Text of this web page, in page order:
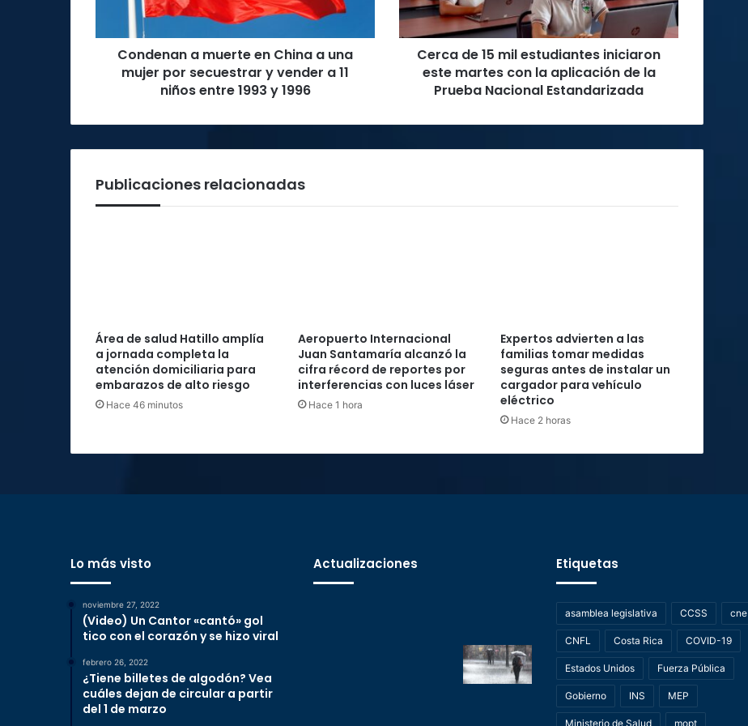
por
secuestrar
11
y
1996
Condenan a muerte en China a una
mujer por secuestrar y vender a 11
niños entre 1993 y 1996
martes
con
aplicación
Prueba
Cerca de 15 mil estudiantes iniciaron
este martes con la aplicación de la
Prueba Nacional Estandarizada
Publicaciones relacionadas
Área de salud Hatillo amplía
a jornada completa la
atención domiciliaria para
embarazos de alto riesgo
Hace 46 minutos
Aeropuerto Internacional
Juan Santamaría alcanzó la
cifra récord de reportes por
interferencias con luces láser
Hace 1 hora
Expertos advierten a las
familias tomar medidas
seguras antes de instalar un
cargador para vehículo
eléctrico
Hace 2 horas
Lo más visto
noviembre 27, 2022
(Video) Un Cantor «cantó» gol
tico con el corazón y se hizo viral
febrero 26, 2022
¿Tiene billetes de algodón? Vea
cuáles dejan de circular a partir
del 1 de marzo
Actualizaciones Etiquetas
asamblea legislativa CCSS cne
CNFL Costa Rica COVID-19
Estados Unidos Fuerza Pública
Gobierno INS MEP
Ministerio de Salud mopt